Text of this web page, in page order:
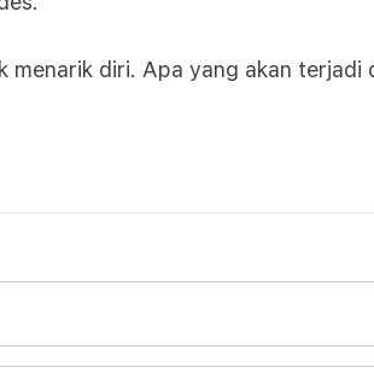
menarik diri. Apa yang akan